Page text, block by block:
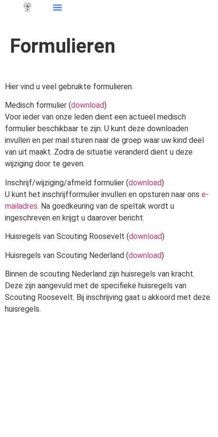
Formulieren
Hier vind u veel gebruikte formulieren.
Medisch formulier (download)
Voor ieder van onze leden dient een actueel medisch
formulier beschikbaar te zijn. U kunt deze downloaden
invullen en per mail sturen naar de groep waar uw kind deel
van uit maakt. Zodra de situatie veranderd dient u deze
wijziging door te geven.
Inschrijf/wijziging/afmeld formulier (download)
U kunt het inschrijfformulier invullen en opsturen naar ons e-
mailadres. Na goedkeuring van de speltak wordt u
ingeschreven en krijgt u daarover bericht.
Huisregels van Scouting Roosevelt (download)
Huisregels van Scouting Nederland (download)
Binnen de scouting Nederland zijn huisregels van kracht.
Deze zijn aangevuld met de specifieke huisregels van
Scouting Roosevelt. Bij inschrijving gaat u akkoord met deze
huisregels.